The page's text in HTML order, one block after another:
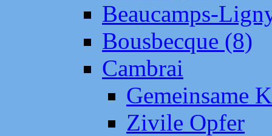
Beaucamps-
Bousbecque (8)
Cambrai
Gemeinsame
Zivile Opfer